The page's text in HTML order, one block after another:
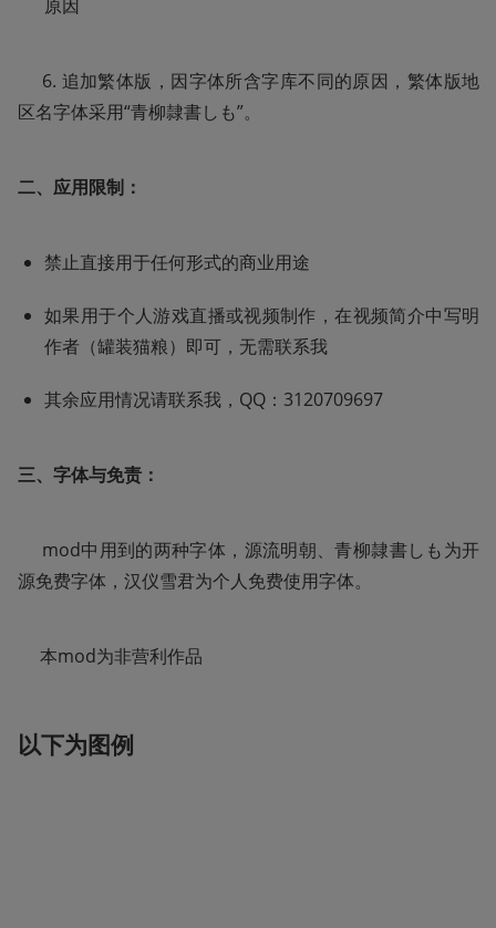
原因
6. 追加繁体版，因字体所含字库不同的原因，繁体版地
区名字体采用“青柳隷書しも”。
二、应用限制：
禁止直接用于任何形式的商业用途
如果用于个人游戏直播或视频制作，在视频简介中写明
作者（罐装猫粮）即可，无需联系我
其余应用情况请联系我，QQ：3120709697
三、字体与免责：
mod中用到的两种字体，源流明朝、青柳隷書しも为开
源免费字体，汉仪雪君为个人免费使用字体。
本mod为非营利作品
以下为图例